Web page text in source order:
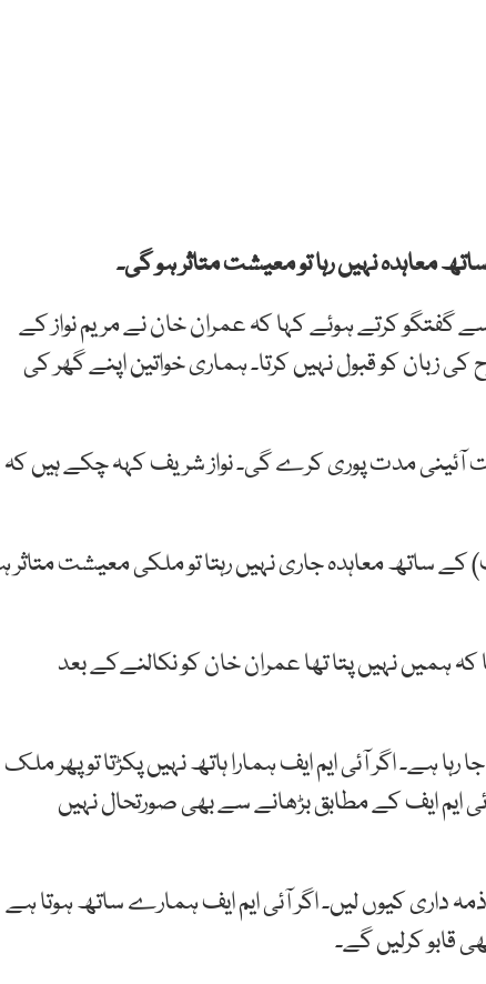
ساتھ معاہدہ نہیں رہا تو معیشت متاثر ہو گی۔
سے گفتگو کرتے ہوئے کہا کہ عمران خان نے مریم نواز کے
زبان کو قبول نہیں کرتا۔ ہماری خواتین اپنے گھر کی
آئینی مدت پوری کرے گی۔ نواز شریف کہہ چکے ہیں کہ
کے ساتھ معاہدہ جاری نہیں رہتا تو ملکی معیشت متاثر
ہمیں نہیں پتا تھا عمران خان کو نکالنےکے بعد
ہے۔ اگر آئی ایم ایف ہمارا ہاتھ نہیں پکڑتا تو پھر ملک
ایم ایف کے مطابق بڑھانے سے بھی صورتحال نہیں
ذمہ داری کیوں لیں۔ اگر آئی ایم ایف ہمارے ساتھ ہوتا ہے
قابو کرلیں گے۔